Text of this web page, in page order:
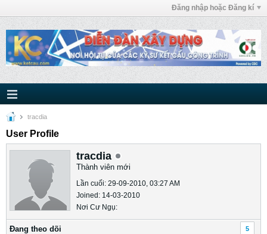
Đăng nhập hoặc Đăng kí
tracdia
User Profile
tracdia
Thành viên mới
Lần cuối: 29-09-2010, 03:27 AM
Joined: 14-03-2010
Nơi Cư Ngụ:
Ðang theo dõi 5